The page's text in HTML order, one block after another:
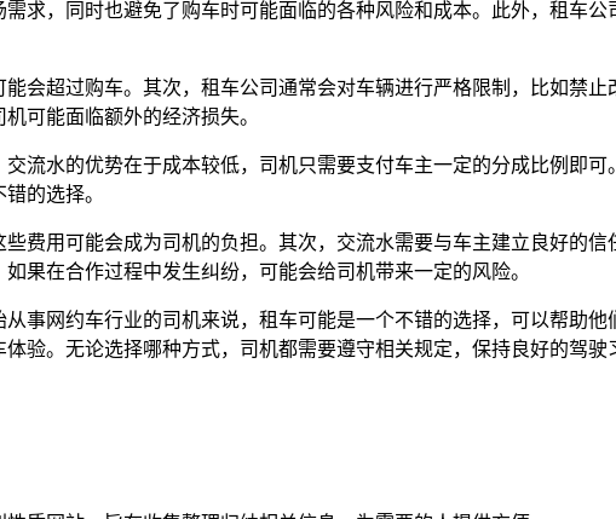
求，同时也避免了购车时可能面临的各种风险和成本。此外，租车
会超过购车。其次，租车公司通常会对车辆进行严格限制，比如禁止
可能面临额外的经济损失。
流水的优势在于成本较低，司机只需要支付车主一定的分成比例即
的选择。
费用可能会成为司机的负担。其次，交流水需要与车主建立良好的
果在合作过程中发生纠纷，可能会给司机带来一定的风险。
事网约车行业的司机来说，租车可能是一个不错的选择，可以帮助
验。无论选择哪种方式，司机都需要遵守相关规定，保持良好的驾